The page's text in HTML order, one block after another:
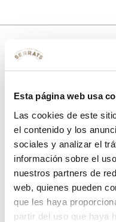
Esta página web usa
Las cookies de este
el contenido y los
sociales y analizar el
información sobre el
nuestros partners de
web, quienes pueden
que les haya
partir del uso que haya
10%
con tu
Apúntate a nuestra
disfruta de un 10% de